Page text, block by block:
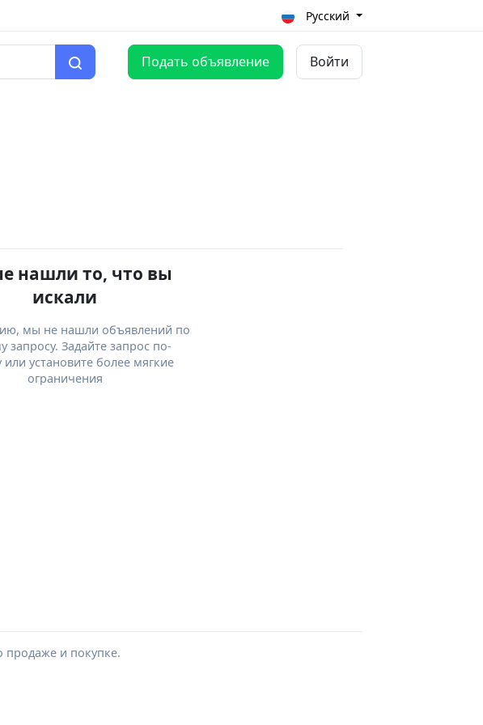
Русский
Подать объявление Войти
нашли то, что вы
искали
мы не нашли объявлений по
запросу. Задайте запрос по-
или установите более мягкие
ограничения
продаже и покупке.